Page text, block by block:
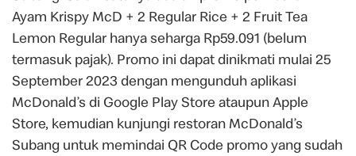
Ayam Krispy McD + 2 Regular Rice + 2 Fruit Tea
Lemon Regular hanya seharga Rp59.091 (belum
termasuk pajak). Promo ini dapat dinikmati mulai 25
September 2023 dengan mengunduh aplikasi
McDonald’s di Google Play Store ataupun Apple
Store, kemudian kunjungi restoran McDonald’s
Subang untuk memindai QR Code promo yang sudah